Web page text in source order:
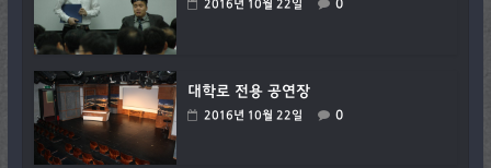
2016년 10월 22일 0
대학로 전용 공연장
2016년 10월 22일 0